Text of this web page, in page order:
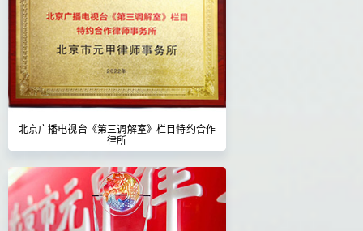
北京广播电视台《第三调解室》栏目特约合作
律所